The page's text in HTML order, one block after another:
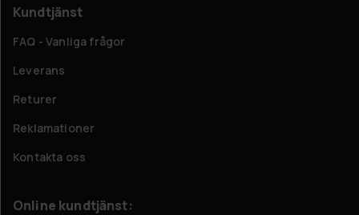
Kundtjänst
FAQ - Vanliga frågor
Leverans
Returer
Reklamationer
Kontakta oss
Online kundtjänst: